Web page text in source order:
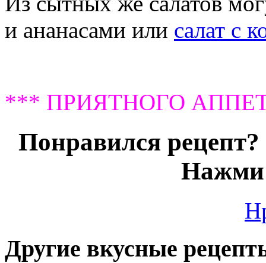
и ананасами или салат с
*** ПРИЯТНОГО
Понравился
Нажми
Другие вкусные